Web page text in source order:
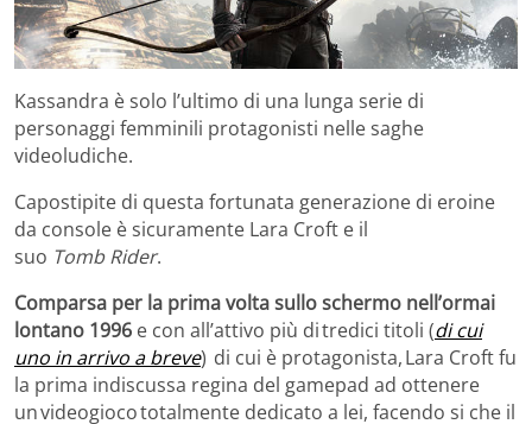
Kassandra è solo l’ultimo di una lunga serie di
personaggi femminili protagonisti nelle saghe
videoludiche.
Capostipite di questa fortunata generazione di eroine
da console è sicuramente Lara Croft e il
suo Tomb Rider.
Comparsa per la prima volta sullo schermo nell’ormai
lontano 1996 e con all’attivo più di tredici titoli (di cui
uno in arrivo a breve) di cui è protagonista, Lara Croft fu
la prima indiscussa regina del gamepad ad ottenere
un videogioco totalmente dedicato a lei, facendo si che il